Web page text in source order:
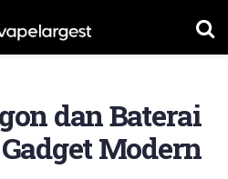
dan Baterai
Modern